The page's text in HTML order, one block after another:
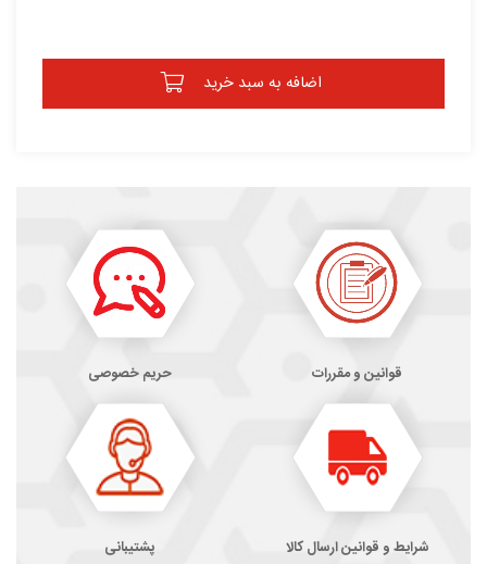
اضافه به سبد خرید
قوانین و مقررات حریم خصوصی
شرایط و قوانین ارسال کالا پشتیبانی